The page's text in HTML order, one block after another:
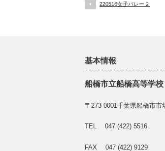
220516女子バレー２
基本情報
船橋市立船橋高等学校
〒273-0001千葉県船橋市市
TEL 047 (422) 5516
FAX 047 (422) 9129